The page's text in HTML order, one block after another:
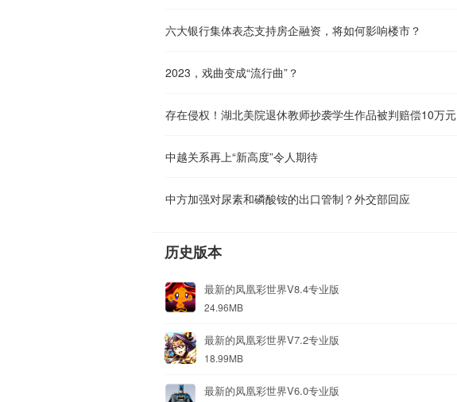
六大银行集体表态支持房企融资，将如何影响楼市？
2023，戏曲变成“流行曲”？
存在侵权！湖北美院退休教师抄袭学生作品被判赔偿10万元
中越关系再上“新高度”令人期待
中方加强对尿素和磷酸铵的出口管制？外交部回应
历史版本
最新的凤凰彩世界V8.4专业版
24.96MB
最新的凤凰彩世界V7.2专业版
18.99MB
最新的凤凰彩世界V6.0专业版